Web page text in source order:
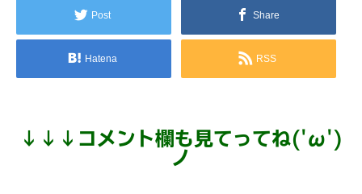
Post Share
Hatena RSS
↓ ↓ ↓ コメント欄も見てってね('ω')
ノ